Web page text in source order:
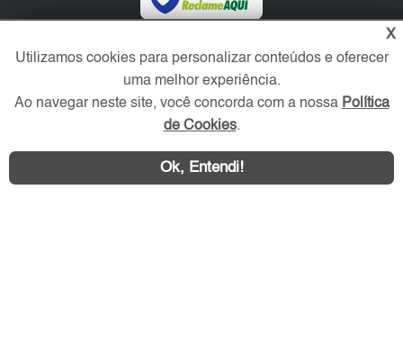
Redes Sociais
X
Utilizamos cookies para personalizar conteúdos e oferecer
uma melhor experiência.
Ao navegar neste site, você concorda com a nossa Política
de Cookies.
Ok, Entendi!